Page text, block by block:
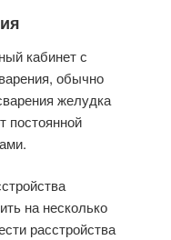
кабинет с
обычно
желудка
постоянной
на несколько
расстройства